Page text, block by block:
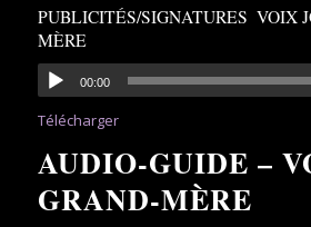
PUBLICITÉS/SIGNATURES VOIX
MÈRE
00:00
Télécharger
AUDIO-GUIDE –
GRAND-MÈRE